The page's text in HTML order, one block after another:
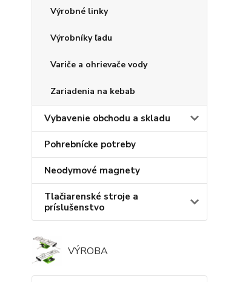
Výrobné linky
Výrobníky ľadu
Variče a ohrievače vody
Zariadenia na kebab
Vybavenie obchodu a skladu
Pohrebnícke potreby
Neodymové magnety
Tlačiarenské stroje a
príslušenstvo
VÝROBA